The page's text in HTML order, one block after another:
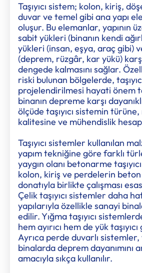
Taşıyıcı sistem; kolon, kiriş,
duvar ve temel gibi ana yapı
oluşur. Bu elemanlar, yapının
sabit yükleri (binanın kendi
yükleri (insan, eşya, araç gibi)
(deprem, rüzgâr, kar yükü)
dengede kalmasını sağlar.
riski bulunan bölgelerde,
projelendirilmesi hayati önem
binanın depreme karşı
ölçüde taşıyıcı sistemin
kalitesine ve mühendislik
Taşıyıcı sistemler kullanılan
yapım tekniğine göre farklı
yaygın olanı betonarme
kolon, kiriş ve perdelerin
donatıyla birlikte çalışması
Çelik taşıyıcı sistemler daha
yapılarıyla özellikle sanayi
edilir. Yığma taşıyıcı
hem ayırıcı hem de yük
Ayrıca perde duvarlı sistemler,
binalarda deprem dayanımını
amacıyla sıkça kullanılır.